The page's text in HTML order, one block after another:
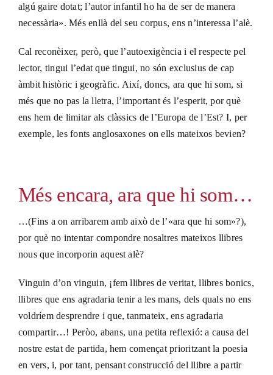
algú gaire dotat; l’autor infantil ho ha de ser de manera
necessària». Més enllà del seu corpus, ens n’interessa l’alè.
Cal reconèixer, però, que l’autoexigència i el respecte pel
lector, tingui l’edat que tingui, no són exclusius de cap
àmbit històric i geogràfic. Així, doncs, ara que hi som, si
més que no pas la lletra, l’important és l’esperit, por què
ens hem de limitar als clàssics de l’Europa de l’Est? I, per
exemple, les fonts anglosaxones on ells mateixos bevien?
Més encara, ara que hi som…
…(Fins a on arribarem amb això de l’«ara que hi som»?),
por què no intentar compondre nosaltres mateixos llibres
nous que incorporin aquest alè?
Vinguin d’on vinguin, ¡fem llibres de veritat, llibres bonics,
llibres que ens agradaria tenir a les mans, dels quals no ens
voldríem desprendre i que, tanmateix, ens agradaria
compartir…! Peròo, abans, una petita reflexió: a causa del
nostre estat de partida, hem començat prioritzant la poesia
en vers, i, por tant, pensant construcció del llibre a partir